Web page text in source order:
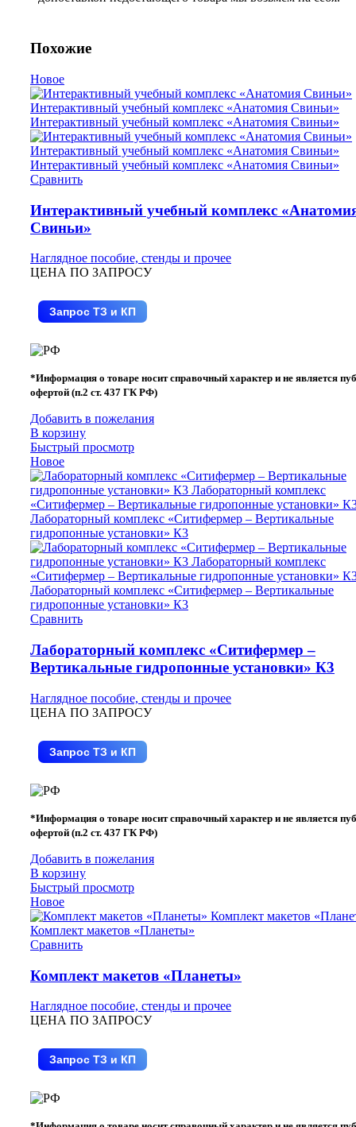
Похожие
Новое
Сравнить
Интерактивный учебный комплекс
Свиньи»
Наглядное пособие, стенды и прочее
ЦЕНА ПО ЗАПРОСУ
Запрос ТЗ и КП
*Информация о товаре носит справочный характер и не является
офертой (п.2 ст. 437 ГК РФ)
Добавить в пожелания
В корзину
Быстрый просмотр
Новое
Сравнить
Лабораторный комплекс «Ситифермер –
Вертикальные гидропонные установки» К3
Наглядное пособие, стенды и прочее
ЦЕНА ПО ЗАПРОСУ
Запрос ТЗ и КП
*Информация о товаре носит справочный характер и не является
офертой (п.2 ст. 437 ГК РФ)
Добавить в пожелания
В корзину
Быстрый просмотр
Новое
Сравнить
Комплект макетов «Планеты»
Наглядное пособие, стенды и прочее
ЦЕНА ПО ЗАПРОСУ
Запрос ТЗ и КП